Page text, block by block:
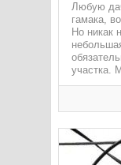
Любую
гамака,
Но никак
участка.